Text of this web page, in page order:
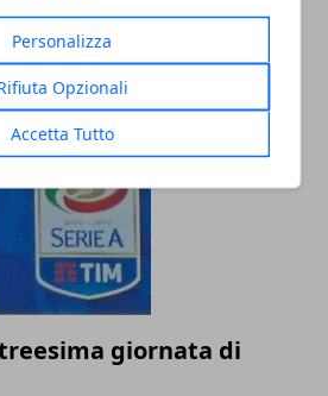
Personalizza
Opzionali
Accetta Tutto
manutenzione per
giornata di